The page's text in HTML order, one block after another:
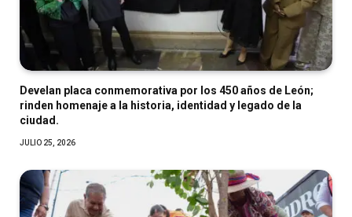
Develan placa conmemorativa por los 450 años de León;
rinden homenaje a la historia, identidad y legado de la
ciudad.
JULIO 25, 2026